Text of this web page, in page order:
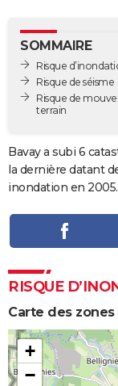
GUIDES D'ACHAT
BONS PLANS
CARTE DE VOEUX
Carte de Noël
Carte Bonne année
Carte Saint-Valentin
Carte Pâques
Carte d'anniversaire
DICTIONNAIRE
PROGRAMME TV
COPAINS D'AVANT
S'inscrire
Se connecter
Lycées
Collèges
Primaires
Universités
Entreprises
Service militaire
Avis de recherche
AVIS DE DÉCÈS
FORUM
Bricolage
Lifestyle
Culture
Sport
Auto
Television
Voyage
Cinema
SOMMAIRE
Risque
Risque de séisme
Risque de
terrain
Bavay a subi 6
la dernière datant
inondation en 2005.
RISQUE
Carte des
+
−